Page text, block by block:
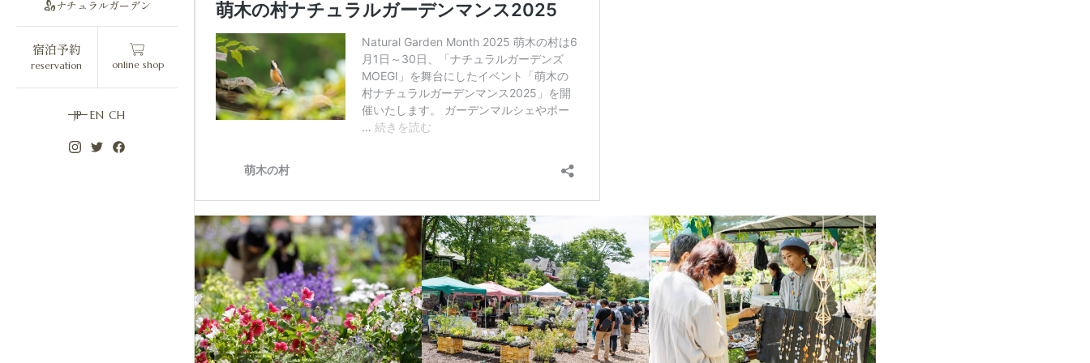
ナチュラルガーデン
宿泊予約
reservation online shop
JP EN CH